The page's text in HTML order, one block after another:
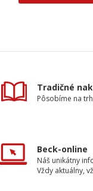
Tradičné
Pôsobíme na
Beck-online
Náš unikátny
Vždy aktuálny,